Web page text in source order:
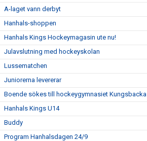
A-laget vann derbyt
Hanhals-shoppen
Hanhals Kings Hockeymagasin ute nu!
Julavslutning med hockeyskolan
Lussematchen
Juniorerna levererar
Boende sökes till hockeygymnasiet Kungsbacka
Hanhals Kings U14
Buddy
Program Hanhalsdagen 24/9